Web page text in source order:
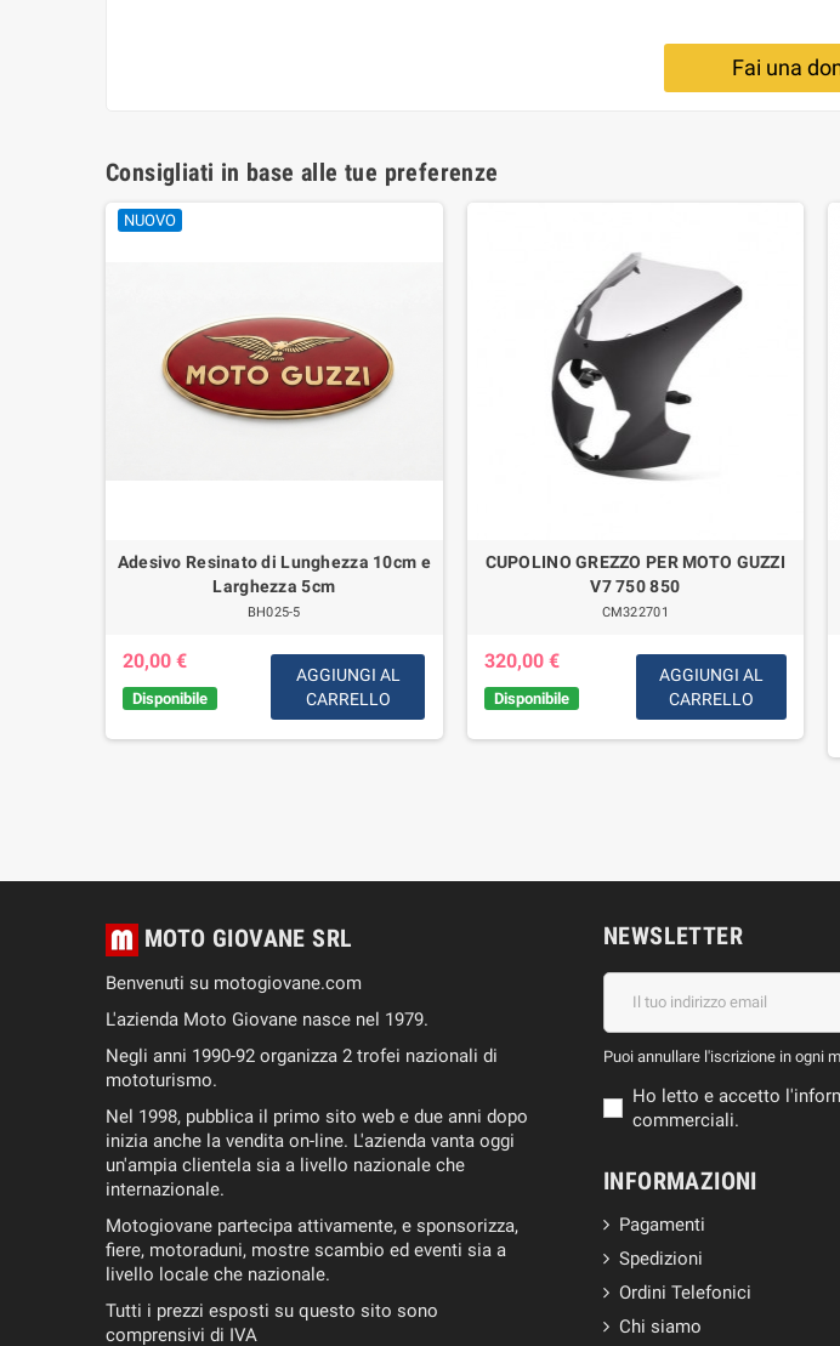
Fai una
Consigliati in base alle tue preferenze
NUOVO
Adesivo Resinato di Lunghezza 10cm e
Larghezza 5cm
BH025-5
20,00 €
Disponibile
AGGIUNGI AL
CARRELLO
CUPOLINO GREZZO PER MOTO GUZZI
V7 750 850
CM322701
320,00 €
Disponibile
AGGIUNGI AL
CARRELLO
MOTO GIOVANE SRL
Benvenuti su motogiovane.com
L'azienda Moto Giovane nasce nel 1979.
Negli anni 1990-92 organizza 2 trofei nazionali di
mototurismo.
Nel 1998, pubblica il primo sito web e due anni dopo
inizia anche la vendita on-line. L'azienda vanta oggi
un'ampia clientela sia a livello nazionale che
internazionale.
Motogiovane partecipa attivamente, e sponsorizza,
fiere, motoraduni, mostre scambio ed eventi sia a
livello locale che nazionale.
Tutti i prezzi esposti su questo sito sono
comprensivi di IVA
NEWSLETTER
Puoi annullare l'iscrizione in ogni
Ho letto e accetto
commerciali.
INFORMAZIONI
Pagamenti
Spedizioni
Ordini Telefonici
Chi siamo